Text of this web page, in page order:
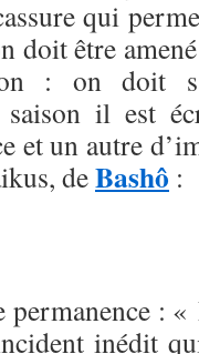
qui
doit être
: on doit
saison il est
et un autre
deBashô :
permanence :
inédit